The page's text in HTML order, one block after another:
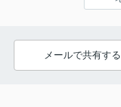
メールで共有する